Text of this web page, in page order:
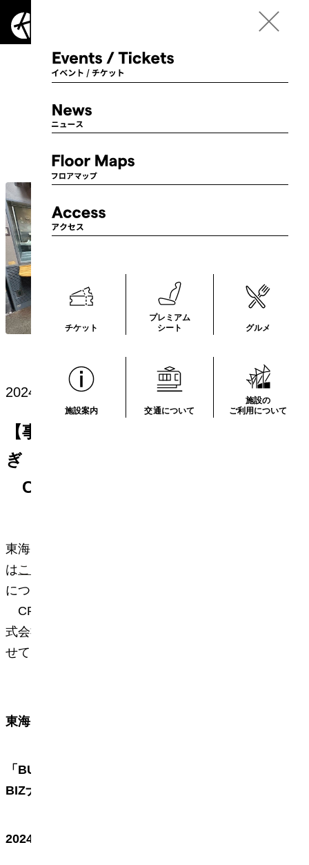
チケット
プレミアム
シート
グルメ
施設案内 交通について
施設の
ご利用について
2024.01.19
【事前告知】2024年1月22日正午過
ぎ 東海ラジオ出演～BUSINESS
CRUISING～
東海ラジオの番組「LIFE HACKERS !」（詳細
はこちら
についてナビゲートするコーナー「BUSINESS
CRUISING supported by 中日BIZナビ」に株
式会社愛知国際アリーナ副社長・石村が出演さ
せていただきます。
東海ラジオ「LIFE HACKERS!」番組内
「BUSINESS
BIZナビ」コーナー
2024年1月22日（月）12：10～12：18頃